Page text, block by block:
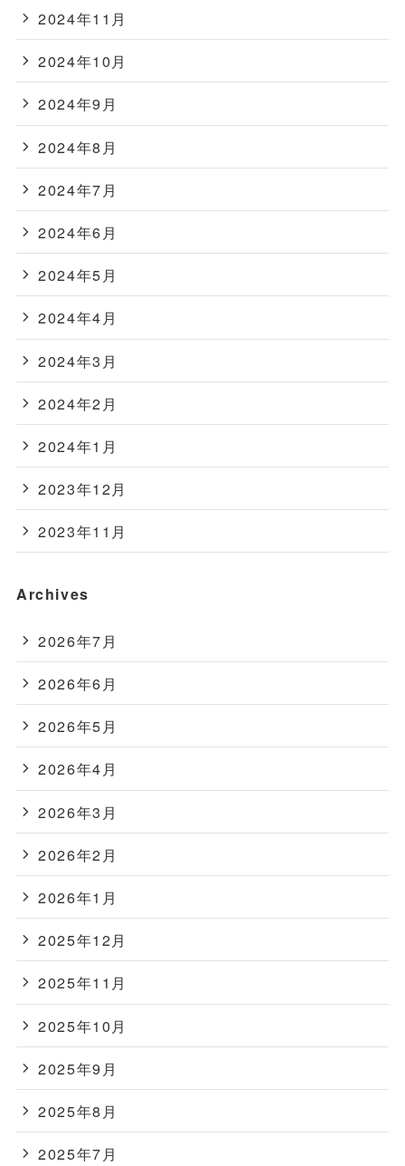
2024年11月
2024年10月
2024年9月
2024年8月
2024年7月
2024年6月
2024年5月
2024年4月
2024年3月
2024年2月
2024年1月
2023年12月
2023年11月
Archives
2026年7月
2026年6月
2026年5月
2026年4月
2026年3月
2026年2月
2026年1月
2025年12月
2025年11月
2025年10月
2025年9月
2025年8月
2025年7月